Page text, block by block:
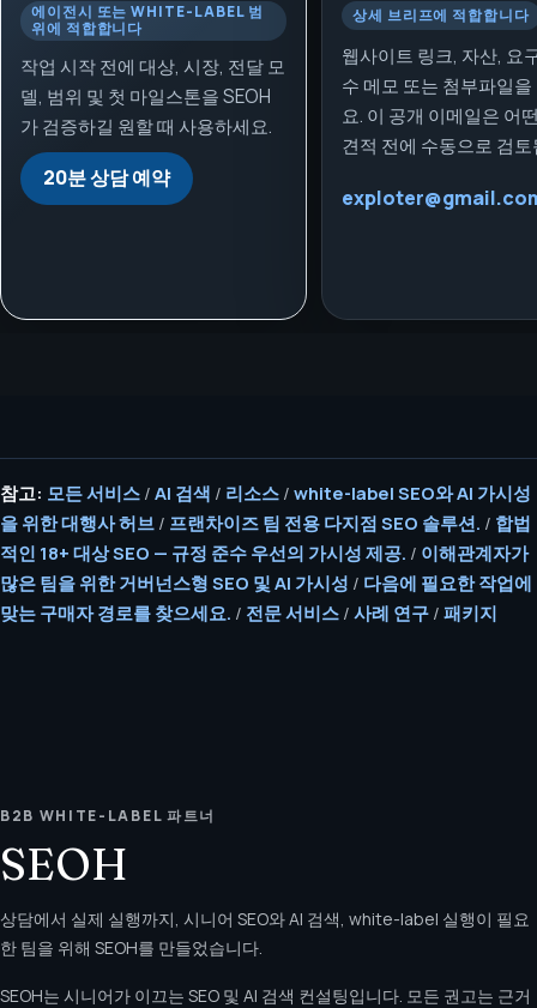
에이전시 또는 WHITE-LABEL 범
위에 적합합니다
작업 시작 전에 대상, 시장, 전달 모
델, 범위 및 첫 마일스톤을 SEOH
가 검증하길 원할 때 사용하세요.
20분 상담 예약
상세 브리프에 적합합니다
웹사이트 링크, 자산, 요
수 메모 또는 첨부파일
요. 이 공개 이메일은 어
견적 전에 수동으로 검
참고: 모든 서비스 / AI 검색 / 리소스 / white-label SEO와 AI 가시성
을 위한 대행사 허브 / 프랜차이즈 팀 전용 다지점 SEO 솔루션. / 합법
적인 18+ 대상 SEO — 규정 준수 우선의 가시성 제공. / 이해관계자가
많은 팀을 위한 거버넌스형 SEO 및 AI 가시성 / 다음에 필요한 작업에
맞는 구매자 경로를 찾으세요. / 전문 서비스 / 사례 연구 / 패키지
B2B WHITE-LABEL 파트너
SEOH
상담에서 실제 실행까지, 시니어 SEO와 AI 검색, white-label 실행이 필요
한 팀을 위해 SEOH를 만들었습니다.
SEOH는 시니어가 이끄는 SEO 및 AI 검색 컨설팅입니다. 모든 권고는 근거